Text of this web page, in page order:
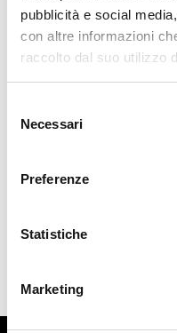
pubblicità e social
con altre informazioni
raccolto dal suo utilizzo
delNecessari
Preferenze
Statistiche
Marketing